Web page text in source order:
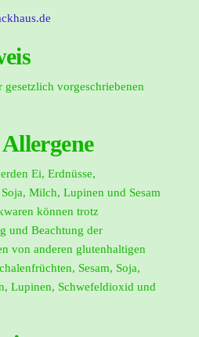
vorgeschriebenen
Ei, Erdnüsse,
Milch, Lupinen und Sesam
können trotz
und Beachtung der
von anderen glutenhaltigen
Sesam, Soja,
Lupinen, Schwefeldioxid und